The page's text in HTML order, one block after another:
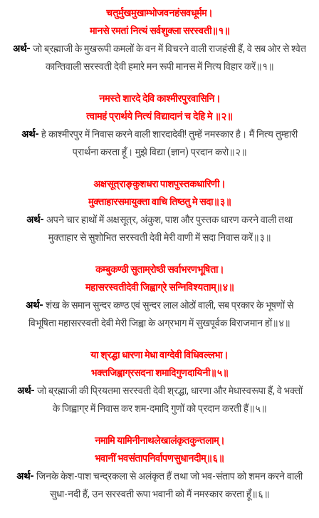
चतुर्मुखमुखाम्भोजवनहंसवधूर्मम।
मानसे रमतां नित्यं सर्वशुक्ला सरस्वती॥१॥
अर्थ- जो ब्रह्माजी के मुखरूपी कमलों के वन में विचरने वाली राजहंसी हैं, वे सब ओर से श्वेत
कान्तिवाली सरस्वती देवी हमारे मन रूपी मानस में नित्य विहार करें॥१॥
नमस्ते शारदे देवि काश्मीरपुरवासिनि।
त्वामहं प्रार्थये नित्यं विद्यादानं च देहि मे ॥२॥
अर्थ- हे काश्मीरपुर में निवास करने वाली शारदादेवी! तुम्हें नमस्कार है। मैं नित्य तुम्हारी
प्रार्थना करता हूँ। मुझे विद्या (ज्ञान) प्रदान करो॥२॥
अक्षसूत्राङ्कुशधरा पाशपुस्तकधारिणी।
मुक्ताहारसमायुक्ता वाचि तिष्ठतु मे सदा॥३॥
अर्थ- अपने चार हाथों में अक्षसूत्र, अंकुश, पाश और पुस्तक धारण करने वाली तथा
मुक्ताहार से सुशोभित सरस्वती देवी मेरी वाणी में सदा निवास करें॥३॥
कम्बुकण्ठी सुताम्रोष्ठी सर्वाभरणभूषिता।
महासरस्वतीदेवी जिह्वाग्रे सन्निविश्यताम्॥४॥
अर्थ- शंख के समान सुन्दर कण्ठ एवं सुन्दर लाल ओठों वाली, सब प्रकार के भूषणों से
विभूषिता महासरस्वती देवी मेरी जिह्वा के अग्रभाग में सुखपूर्वक विराजमान हों॥४॥
या श्रद्धा धारणा मेधा वाग्देवी विधिवल्लभा।
भक्तजिह्वाग्रसदना शमादिगुणदायिनी॥५॥
अर्थ- जो ब्रह्माजी की प्रियतमा सरस्वती देवी श्रद्धा, धारणा और मेधास्वरूपा हैं, वे भक्तों
के जिह्वाग्र में निवास कर शम-दमादि गुणों को प्रदान करती हैं॥५॥
नमामि यामिनीनाथलेखालंकृतकुन्तलाम्।
भवानीं भवसंतापनिर्वापणसुधानदीम्॥६॥
अर्थ- जिनके केश-पाश चन्द्रकला से अलंकृत हैं तथा जो भव-संताप को शमन करने वाली
सुधा-नदी हैं, उन सरस्वती रूपा भवानी को मैं नमस्कार करता हूँ॥६॥